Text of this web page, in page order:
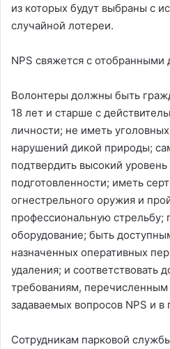
из которых будут выбраны с
случайной лотереи.
NPS свяжется с отобранными
Волонтеры должны быть
18 лет и старше с
личности; не иметь
нарушений дикой природы;
подтвердить высокий
подготовленности; иметь
огнестрельного оружия и
профессиональную стрельбу;
оборудование; быть
назначенных оперативных
удаления; и соответствовать
требованиям, перечисленным
задаваемых вопросов NPS и
Сотрудникам парковой